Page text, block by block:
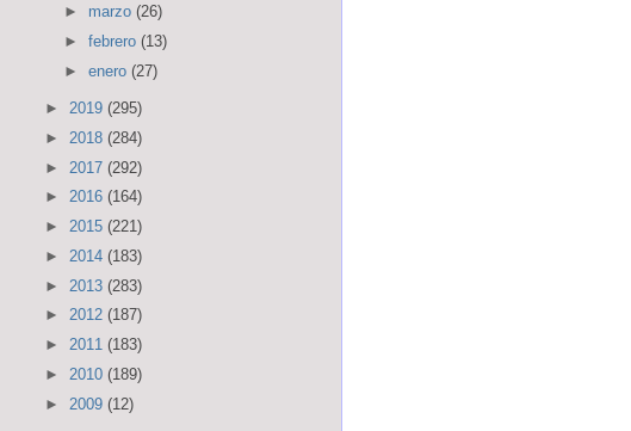
► marzo (26)
► febrero (13)
► enero (27)
► 2019 (295)
► 2018 (284)
► 2017 (292)
► 2016 (164)
► 2015 (221)
► 2014 (183)
► 2013 (283)
► 2012 (187)
► 2011 (183)
► 2010 (189)
► 2009 (12)